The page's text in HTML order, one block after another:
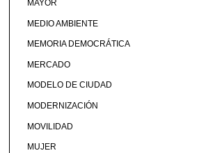
MAYOR
MEDIO AMBIENTE
MEMORIA DEMOCRÁTICA
MERCADO
MODELO DE CIUDAD
MODERNIZACIÓN
MOVILIDAD
MUJER